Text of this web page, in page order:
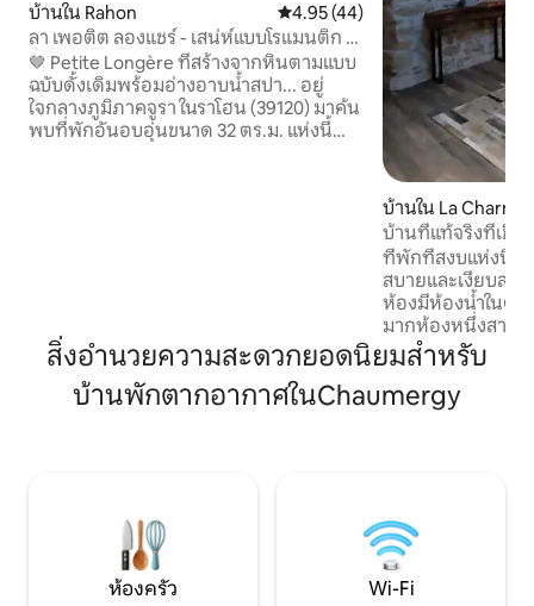
บ้านใน Rahon คะแนนเฉลี่ย 4.95 จาก 5, 44 รีวิว
4.95 (44)
ลา เพอติต ลองแชร์ - เสน่ห์แบบโรแมนติก -
สปาบัลเนโอ
🤎 Petite Longère ที่สร้างจากหินตามแบบ
ฉบับดั้งเดิมพร้อมอ่างอาบน้ำสปา... อยู่
ใจกลางภูมิภาคจูรา ในราโฮน (39120) มาค้น
พบที่พักอันอบอุ่นขนาด 32 ตร.ม. แห่งนี้
สุดท้าย
บ้านใน La Charme
บ้านที่แท้จริงที่เชิงไ
ที่พักที่สงบแห่งนี้ใ
สบายและเงียบสงบ ห้องนอนใหญ่ทั้งสอง
ห้องมีห้องน้ำในตัว
มากห้องหนึ่งสามา
(เตียงขนาด 160 ซ
หัวใจและจิตวิญญ
พื้นที่ที่น่ารื่นรมย์อย่
หลบหนีจากความ
สิ่งอำนวยความสะดวกยอดนิยมสำหรับ
บ้านพักตากอากาศในChaumergy
ห้องครัว Wi-Fi